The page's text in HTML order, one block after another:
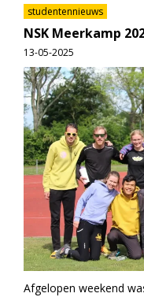
studentennieuws
NSK Meerkamp
13-05-2025
Afgelopen weekend